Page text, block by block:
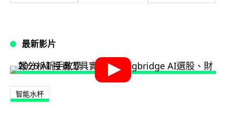
最新影片
智能水杯